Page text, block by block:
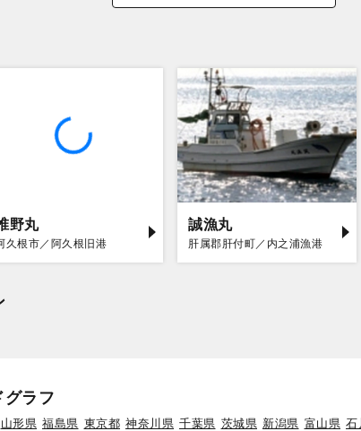
野丸
久根市／阿久根旧港
誠漁丸
肝属郡肝付町／内之浦漁港
グラフ
山形県 福島県 東京都 神奈川県 千葉県 茨城県 新潟県 富山県 石